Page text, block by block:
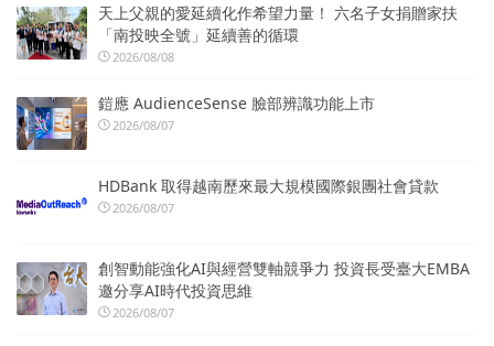
天上父親的愛延續化作希望力量！ 六名子女捐贈家扶
「南投映全號」延續善的循環
2026/08/08
鎧應 AudienceSense 臉部辨識功能上市
2026/08/07
HDBank 取得越南歷來最大規模國際銀團社會貸款
2026/08/07
創智動能強化AI與經營雙軸競爭力 投資長受臺大EMBA
邀分享AI時代投資思維
2026/08/07